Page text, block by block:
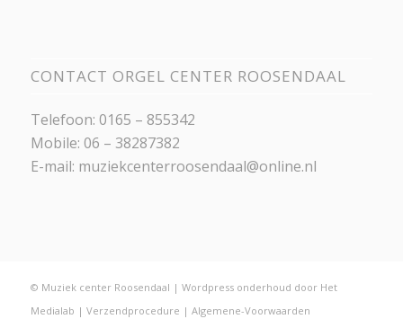
CONTACT ORGEL CENTER ROOSENDAAL
Telefoon: 0165 – 855342
Mobile: 06 – 38287382
E-mail: muziekcenterroosendaal@online.nl
© Muziek center Roosendaal | Wordpress onderhoud door Het
Medialab | Verzendprocedure | Algemene-Voorwaarden